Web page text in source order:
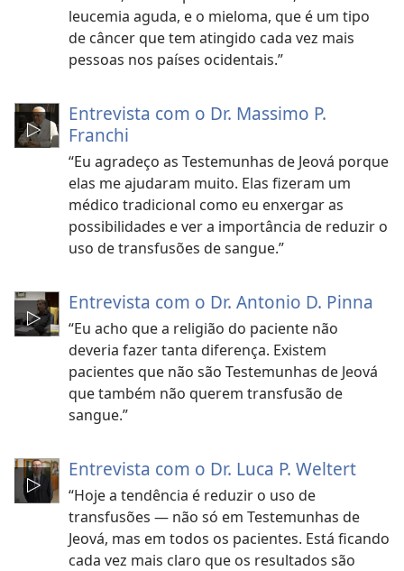
leucemia aguda, e o mieloma, que é um tipo
de câncer que tem atingido cada vez mais
pessoas nos países ocidentais.”
Entrevista com o Dr. Massimo P.
Franchi
“Eu agradeço as Testemunhas de Jeová porque
elas me ajudaram muito. Elas fizeram um
médico tradicional como eu enxergar as
possibilidades e ver a importância de reduzir o
uso de transfusões de sangue.”
Entrevista com o Dr. Antonio D. Pinna
“Eu acho que a religião do paciente não
deveria fazer tanta diferença. Existem
pacientes que não são Testemunhas de Jeová
que também não querem transfusão de
sangue.”
Entrevista com o Dr. Luca P. Weltert
“Hoje a tendência é reduzir o uso de
transfusões — não só em Testemunhas de
Jeová, mas em todos os pacientes. Está ficando
cada vez mais claro que os resultados são